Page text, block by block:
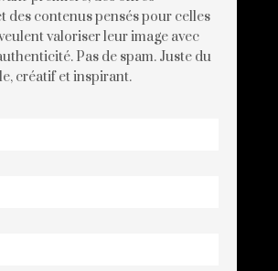
des contenus pensés pour celles
valoriser leur image avec
Pas de spam. Juste du
créatif et inspirant.